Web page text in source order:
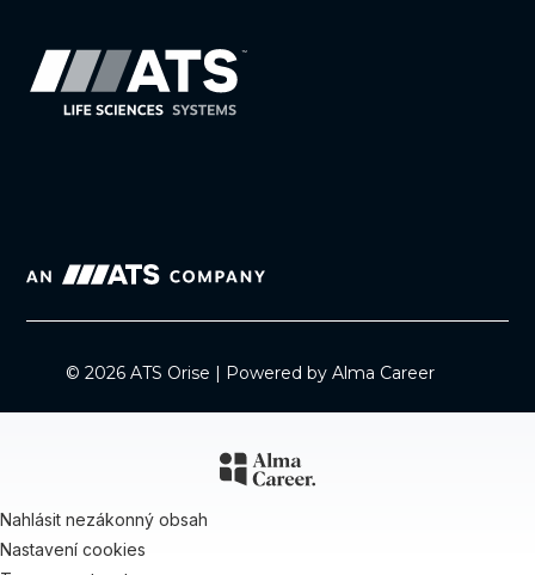
© 2026 ATS Orise | Powered by Alma Career
Nahlásit nezákonný obsah
Nastavení cookies